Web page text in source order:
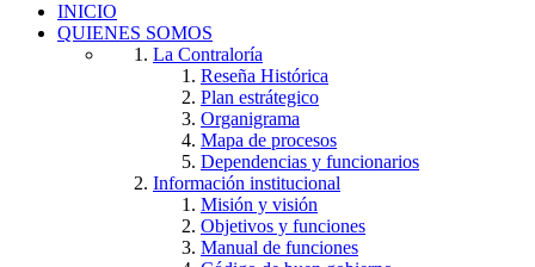
INICIO
QUIENES SOMOS
La Contraloría
Reseña Histórica
Plan estrátegico
Organigrama
Mapa de procesos
Dependencias y funcionarios
Información institucional
Misión y visión
Objetivos y funciones
Manual de funciones